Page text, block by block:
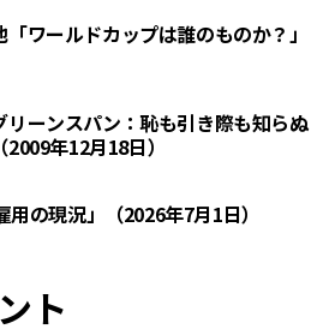
ワールドカップは誰のものか？」
リーンスパン：恥も引き際も知らぬ
年12月18日）
の現況」（2026年7月1日）
ト